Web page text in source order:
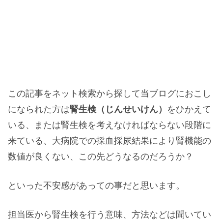
この記事をネット検索から探して当ブログにおこし
になられた方は腎生検（じんせいけん） をひかえて
いる、または腎生検を考えなければならない段階に
来ている、大病院での採血採尿結果により腎機能の
数値が良くない、この先どうなるのだろうか？
といった不安感があっての事だと思います。
担当医から腎生検を行う意味、方法などは聞いてい